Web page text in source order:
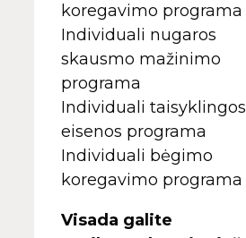
koregavimo programa
Individuali nugaros
skausmo mažinimo
programa
Individuali taisyklingos
eisenos programa
Individuali bėgimo
koregavimo programa
Visada galite